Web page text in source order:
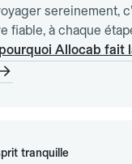
sereinement,
fiable, à chaque
Allocab fait
tranquille